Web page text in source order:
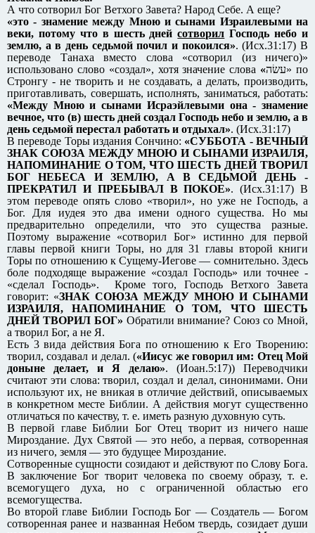
А что сотворил Бог Ветхого Завета? Народ Себе. А еще?
«это - знамение между Мною и сынами Израилевыми на
веки, потому что в шесть днейсотворил Господь небо и
землю, а в день седьмой почил и покоился». (Исх.31:17) В
переводе Танаха вместо слова «сотворил (из ничего)»
использовано слово «создал», хотя значение слова «עשׂה‎» по
Стронгу - не творить и не создавать, а делать, производить,
приготавливать, совершать, исполнять, заниматься, работать:
«Между Мною и сынами Исраэйлевыми она - знамение
вечное, что (в) шесть дней создал Господь небо и землю, а в
день седьмой перестал работать и отдыхал». (Исх.31:17)
В переводе Торы издания Сончино: «СУББОТА - ВЕЧНЫЙ
ЗНАК СОЮЗА МЕЖДУ МНОЮ И СЫНАМИ ИЗРАИЛЯ,
НАПОМИНАНИЕ О ТОМ, ЧТО ШЕСТЬ ДНЕЙ ТВОРИЛ
БОГ НЕБЕСА И ЗЕМЛЮ, А В СЕДЬМОЙ ДЕНЬ -
ПРЕКРАТИЛ И ПРЕБЫВАЛ В ПОКОЕ». (Исх.31:17) В
этом переводе опять слово «творил», но уже не Господь, а
Бог. Для иудея это два имени одного существа. Но мы
предварительно определили, что это существа разные.
Поэтому выражение «сотворил Бог» истинно для первой
главы первой книги Торы, но для 31 главы второй книги
Торы по отношению к Сущему-Иегове — сомнительно. Здесь
боле подходяще выражение «создал Господь» или точнее -
«сделал Господь». Кроме того, Господь Ветхого Завета
говорит: «ЗНАК СОЮЗА МЕЖДУ МНОЮ И СЫНАМИ
ИЗРАИЛЯ, НАПОМИНАНИЕ О ТОМ, ЧТО ШЕСТЬ
ДНЕЙ ТВОРИЛ БОГ» Обратили внимание? Союз со Мной,
а творил Бог, а не Я.
Есть 3 вида действия Бога по отношению к Его Творению:
творил, создавал и делал. («Иисус же говорил им: Отец Мой
доныне делает, и Я делаю». (Иоан.5:17)) Переводчики
считают эти слова: творил, создал и делал, синонимами. Они
используют их, не вникая в отличие действий, описываемых
в конкретном месте Библии. А действия могут существенно
отличаться по качеству, т. е. иметь разную духовную суть.
В первой главе Библии Бог Отец творит из ничего наше
Мироздание. Дух Святой — это небо, а первая, сотворенная
из ничего, земля — это будущее Мироздание.
Сотворенные сущности созидают и действуют по Слову Бога.
В заключение Бог творит человека по своему образу, т. е.
всемогущего духа, но с ограниченной областью его
всемогущества.
Во второй главе Библии Господь Бог — Создатель — Богом
сотворенная ранее и названная Небом твердь, созидает души